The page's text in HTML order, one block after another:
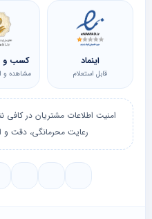
اینماد
قابل استعلام
کسب و
مشاهده و
امنیت اطلاعات مشتریان در
رعایت محرمانگی، دقت و